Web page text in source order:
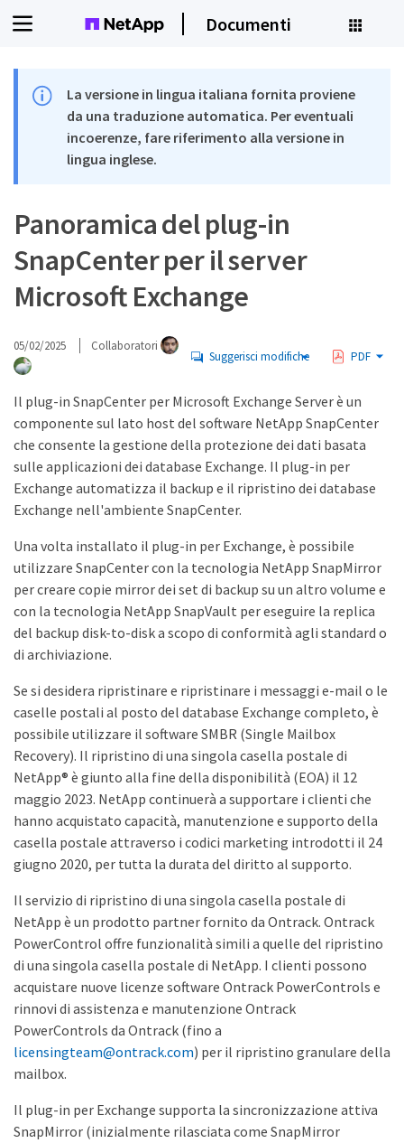
Documenti
La versione in lingua italiana fornita proviene
da una traduzione automatica. Per eventuali
incoerenze, fare riferimento alla versione in
lingua inglese.
Panoramica del plug-in
SnapCenter per il server
Microsoft Exchange
05/02/2025 Collaboratori
Suggerisci modifiche PDF
Il plug-in SnapCenter per Microsoft Exchange Server è un
componente sul lato host del software NetApp SnapCenter
che consente la gestione della protezione dei dati basata
sulle applicazioni dei database Exchange. Il plug-in per
Exchange automatizza il backup e il ripristino dei database
Exchange nell'ambiente SnapCenter.
Una volta installato il plug-in per Exchange, è possibile
utilizzare SnapCenter con la tecnologia NetApp SnapMirror
per creare copie mirror dei set di backup su un altro volume e
con la tecnologia NetApp SnapVault per eseguire la replica
del backup disk-to-disk a scopo di conformità agli standard o
di archiviazione.
Se si desidera ripristinare e ripristinare i messaggi e-mail o le
caselle postali al posto del database Exchange completo, è
possibile utilizzare il software SMBR (Single Mailbox
Recovery). Il ripristino di una singola casella postale di
NetApp® è giunto alla fine della disponibilità (EOA) il 12
maggio 2023. NetApp continuerà a supportare i clienti che
hanno acquistato capacità, manutenzione e supporto della
casella postale attraverso i codici marketing introdotti il 24
giugno 2020, per tutta la durata del diritto al supporto.
Il servizio di ripristino di una singola casella postale di
NetApp è un prodotto partner fornito da Ontrack. Ontrack
PowerControl offre funzionalità simili a quelle del ripristino
di una singola casella postale di NetApp. I clienti possono
acquistare nuove licenze software Ontrack PowerControls e
rinnovi di assistenza e manutenzione Ontrack
PowerControls da Ontrack (fino a
licensingteam@ontrack.com) per il ripristino granulare della
mailbox.
Il plug-in per Exchange supporta la sincronizzazione attiva
SnapMirror (inizialmente rilasciata come SnapMirror